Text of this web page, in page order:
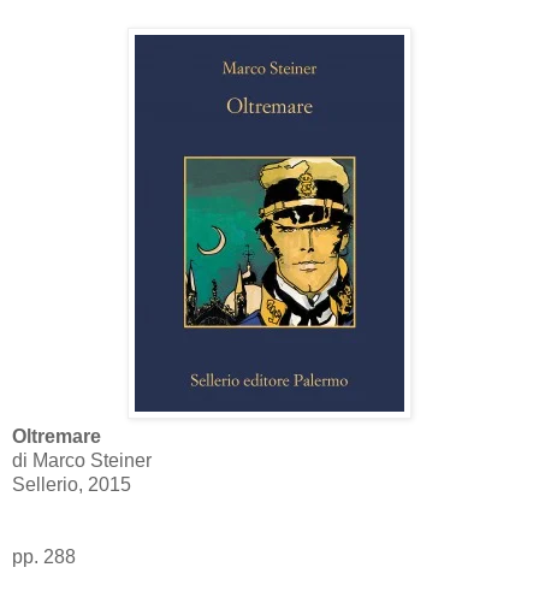
Oltremare
di Marco Steiner
Sellerio, 2015
pp. 288